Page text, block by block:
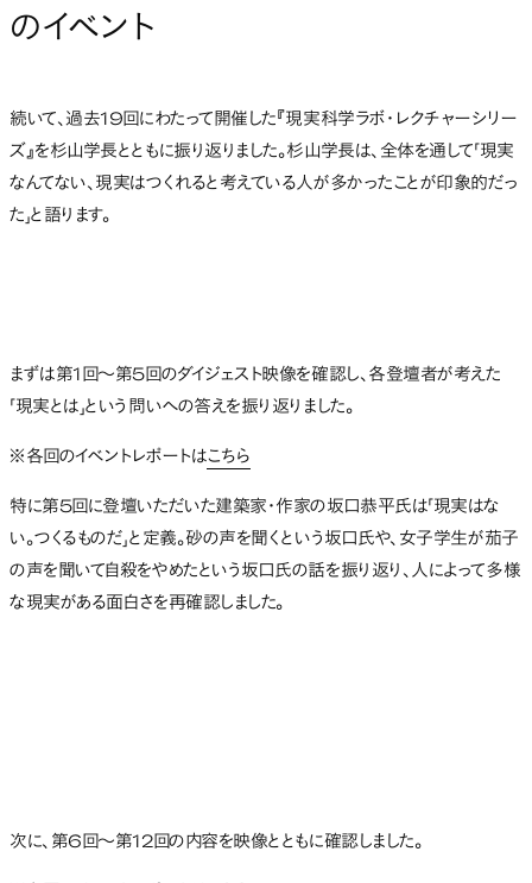
のイベント
続いて、過去19回にわたって開催した『現実科学ラボ・レクチャーシリー
ズ』を杉山学長とともに振り返りました。杉山学長は、全体を通して「現実
なんてない、現実はつくれると考えている人が多かったことが印象的だっ
た」と語ります。
まずは第1回〜第5回のダイジェスト映像を確認し、各登壇者が考えた
「現実とは」という問いへの答えを振り返りました。
※各回のイベントレポートはこちら
特に第5回に登壇いただいた建築家・作家の坂口恭平氏は「現実はな
い。つくるものだ」と定義。砂の声を聞くという坂口氏や、女子学生が茄子
の声を聞いて自殺をやめたという坂口氏の話を振り返り、人によって多様
な現実がある面白さを再確認しました。
次に、第6回〜第12回の内容を映像とともに確認しました。